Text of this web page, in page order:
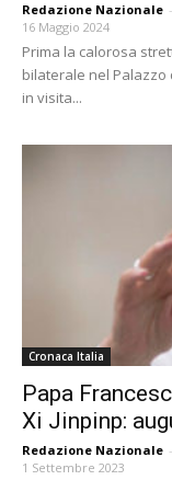
Redazione Nazionale -
16 Maggio 2024
Prima la calorosa
bilaterale nel Palazzo
in visita...
Cronaca Italia
Papa
Xi Jinpinp:
Redazione Nazionale -
1 Settembre 2023